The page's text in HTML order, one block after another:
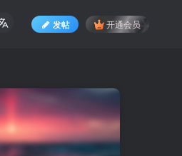
发帖 开通会员